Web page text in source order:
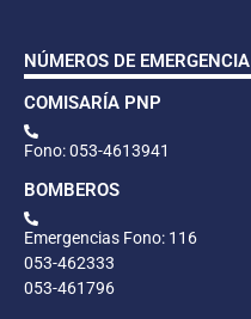
NÚMEROS DE EMERGENCIA
COMISARÍA PNP
Fono: 053-4613941
BOMBEROS
Emergencias Fono: 116
053-462333
053-461796